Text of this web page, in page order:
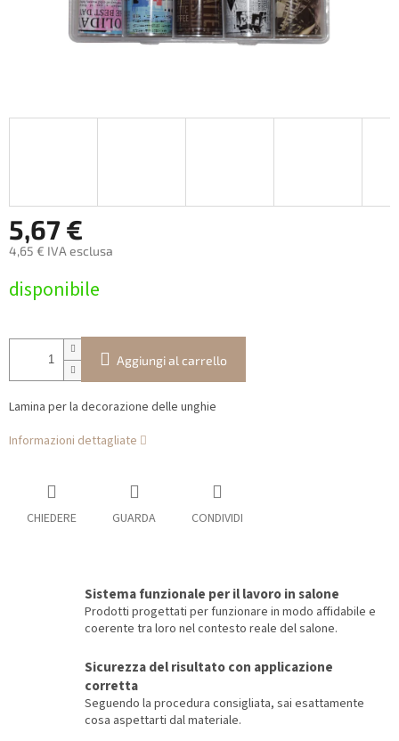
5,67 €
4,65 € IVA esclusa
della
disponibile
Aggiungi al carrello
Lamina per la decorazione delle unghie
Informazioni dettagliate
CHIEDERE GUARDA CONDIVIDI
Sistema funzionale per il lavoro in salone
Prodotti progettati per funzionare in modo affidabile e
coerente tra loro nel contesto reale del salone.
Sicurezza del risultato con applicazione
corretta
Seguendo la procedura consigliata, sai esattamente
cosa aspettarti dal materiale.